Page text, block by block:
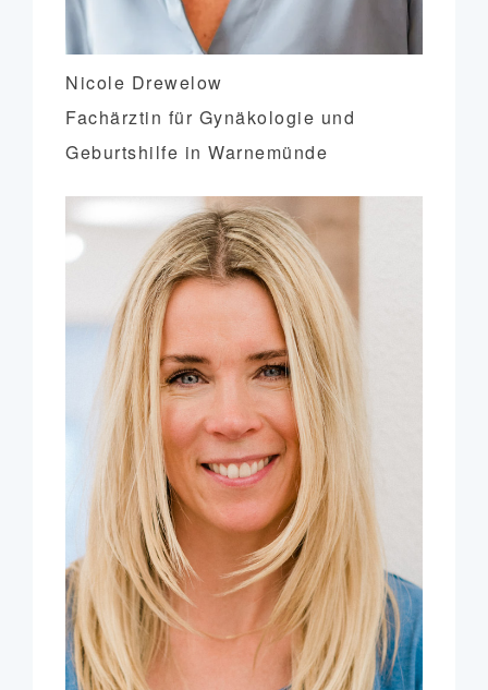
Nicole Drewelow
Fachärztin für Gynäkologie und
Geburtshilfe in Warnemünde